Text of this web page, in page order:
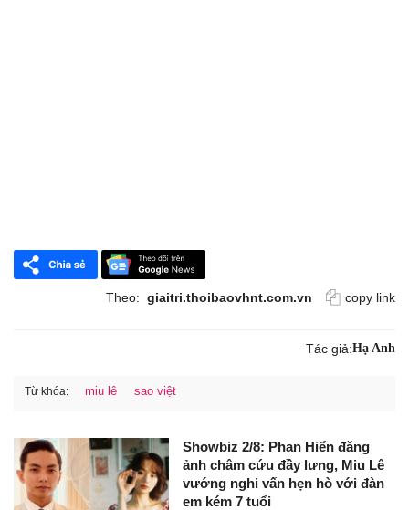
Theo: giaitri.thoibaovhnt.com.vn copy link
Tác giả:Hạ Anh
Từ khóa: miu lê sao việt
Showbiz 2/8: Phan Hiển đăng
ảnh châm cứu đầy lưng, Miu Lê
vướng nghi vấn hẹn hò với đàn
em kém 7 tuổi